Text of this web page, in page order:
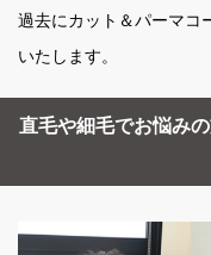
過去にカット＆パーマコ
いたします。
直毛や細毛でお悩み